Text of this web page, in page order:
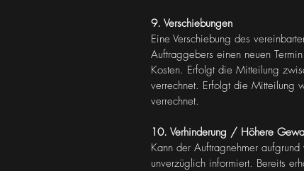
9. Verschiebungen
Eine Verschiebung des
Auftraggebers einen neuen
Kosten. Erfolgt die Mitteilung
verrechnet. Erfolgt die Mitteilung
verrechnet.
10. Verhinderung / Höhere
Kann der Auftragnehmer
unverzüglich informiert. Bereits